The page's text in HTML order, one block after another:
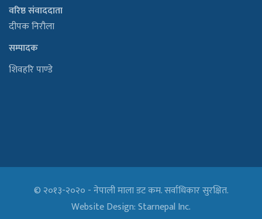
वरिष्ठ संवाददाता
दीपक निरौला
सम्पादक
शिवहरि पाण्डे
© २०१३-२०२० - नेपाली माला डट कम. सर्वाधिकार सुरक्षित.
Website Design:Starnepal Inc.